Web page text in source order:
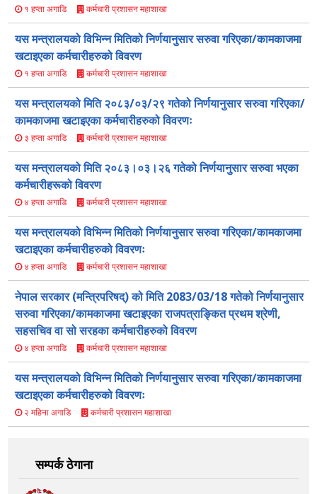
१ हप्ता अगाडि कर्मचारी प्रशासन महाशाखा
यस मन्त्रालयको विभिन्न मितिको निर्णयानुसार सरुवा गरिएका/कामकाजमा
खटाइएका कर्मचारीहरुको विवरण
१ हप्ता अगाडि कर्मचारी प्रशासन महाशाखा
यस मन्त्रालयको मिति २०८३/०३/२९ गतेको निर्णयानुसार सरुवा गरिएका/
कामकाजमा खटाइएका कर्मचारीहरुको विवरणः
३ हप्ता अगाडि कर्मचारी प्रशासन महाशाखा
यस मन्त्रालयको मिति २०८३।०३।२६ गतेको निर्णयानुसार सरुवा भएका
कर्मचारीहरूको विवरण
४ हप्ता अगाडि कर्मचारी प्रशासन महाशाखा
यस मन्त्रालयको विभिन्न मितिको निर्णयानुसार सरुवा गरिएका/कामकाजमा
खटाइएका कर्मचारीहरुको विवरणः
४ हप्ता अगाडि कर्मचारी प्रशासन महाशाखा
नेपाल सरकार (मन्त्रिपरिषद्) को मिति 2083/03/18 गतेको निर्णयानुसार
सरुवा गरिएका/कामकाजमा खटाइएका राजपत्राङ्कित प्रथम श्रेणी,
सहसचिव वा सो सरहका कर्मचारीहरुको विवरण
४ हप्ता अगाडि कर्मचारी प्रशासन महाशाखा
यस मन्त्रालयको विभिन्न मितिको निर्णयानुसार सरुवा गरिएका/कामकाजमा
खटाइएका कर्मचारीहरुको विवरणः
२ महिना अगाडि कर्मचारी प्रशासन महाशाखा
सम्पर्क ठेगाना